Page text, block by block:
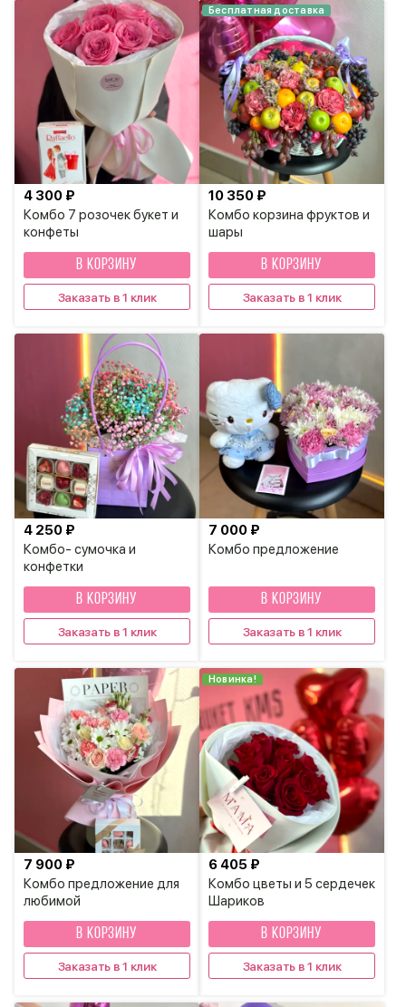
Комбо 7 розочек букет и
конфеты
4 300 ₽
В КОРЗИНУ
Заказать в 1 клик
Бесплатная доставка
Комбо корзина фруктов и
шары
10 350 ₽
В КОРЗИНУ
Заказать в 1 клик
Комбо- сумочка и
конфетки
4 250 ₽
В КОРЗИНУ
Заказать в 1 клик
Комбо предложение
7 000 ₽
В КОРЗИНУ
Заказать в 1 клик
Комбо предложение для
любимой
7 900 ₽
В КОРЗИНУ
Заказать в 1 клик
Новинка!
Комбо цветы и 5 сердечек
Шариков
6 405 ₽
В КОРЗИНУ
Заказать в 1 клик